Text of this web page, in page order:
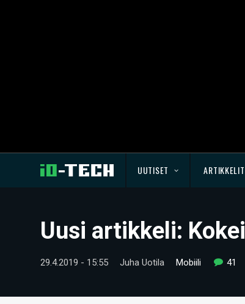
UUTISET ARTIKKELIT
Uusi artikkeli:
29.4.2019 - 15:55 Juha Uotila Mobiili 41